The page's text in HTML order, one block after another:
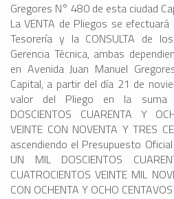
Gregores N° 480 de esta ciudad
La VENTA de Pliegos se
Tesorería y la CONSULTA de
Gerencia Técnica, ambas
en Avenida Juan Manuel
Capital, a partir del día 21 de
valor del Pliego en la suma
DOSCIENTOS CUARENTA Y
VEINTE CON NOVENTA Y TRES
ascendiendo el Presupuesto
UN MIL DOSCIENTOS
CUATROCIENTOS VEINTE MIL
CON OCHENTA Y OCHO